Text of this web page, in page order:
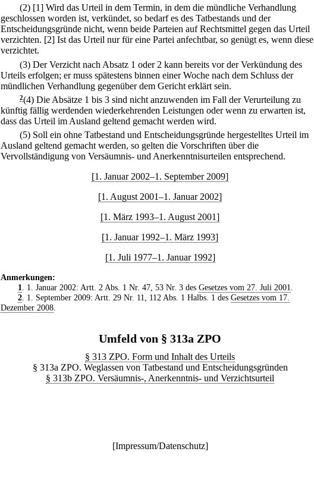
(2) [1] Wird das Urteil in dem Termin, in dem die mündliche Verhandlung
geschlossen worden ist, verkündet, so bedarf es des Tatbestands und der
Entscheidungsgründe nicht, wenn beide Parteien auf Rechtsmittel gegen das Urteil
verzichten. [2] Ist das Urteil nur für eine Partei anfechtbar, so genügt es, wenn diese
verzichtet.
(3) Der Verzicht nach Absatz 1 oder 2 kann bereits vor der Verkündung des
Urteils erfolgen; er muss spätestens binnen einer Woche nach dem Schluss der
mündlichen Verhandlung gegenüber dem Gericht erklärt sein.
2(4) Die Absätze 1 bis 3 sind nicht anzuwenden im Fall der Verurteilung zu
künftig fällig werdenden wiederkehrenden Leistungen oder wenn zu erwarten ist,
dass das Urteil im Ausland geltend gemacht werden wird.
(5) Soll ein ohne Tatbestand und Entscheidungsgründe hergestelltes Urteil im
Ausland geltend gemacht werden, so gelten die Vorschriften über die
Vervollständigung von Versäumnis- und Anerkenntnisurteilen entsprechend.
[1. Januar 2002–1. September 2009]
[1. August 2001–1. Januar 2002]
[1. März 1993–1. August 2001]
[1. Januar 1992–1. März 1993]
[1. Juli 1977–1. Januar 1992]
Anmerkungen:
1
. 1. Januar 2002: Artt. 2 Abs. 1 Nr. 47, 53 Nr. 3 des Gesetzes vom 27. Juli 2001
2. 1. September 2009: Artt. 29 Nr. 11, 112 Abs. 1 Halbs. 1 des Gesetzes vom 17.
Dezember 2008
Umfeld von § 313a ZPO
§ 313 ZPO. Form und Inhalt des Urteils
§ 313a ZPO. Weglassen von Tatbestand und Entscheidungsgründen
§ 313b ZPO. Versäumnis-, Anerkenntnis- und Verzichtsurteil
[Impressum/Datenschutz]